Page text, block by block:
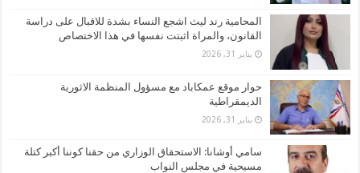
المحامية رند ليث اشجع النساء بشدة للاقبال على دراسة
القانون، والمراة اثبتت نفسها في هذا الاختصاص
يناير 31, 2026
حوار موقع عمكاباد مع مسؤول المنظمة الاثورية
الديمقراطية
يناير 31, 2026
سامي أوشانا: الاستحقاق الوزاري من حقنا كوننا أكبر كتلة
مسيحية في مجلس النواب